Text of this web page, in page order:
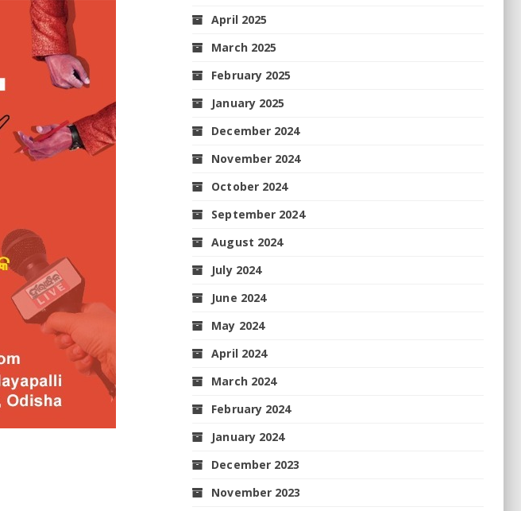
April 2025
March 2025
February 2025
January 2025
December 2024
November 2024
October 2024
September 2024
August 2024
July 2024
June 2024
May 2024
April 2024
March 2024
February 2024
January 2024
December 2023
November 2023